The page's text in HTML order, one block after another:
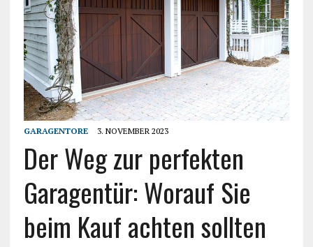
GARAGENTORE 3. NOVEMBER 2023
Der Weg zur perfekten
Garagentür: Worauf Sie
beim Kauf achten sollten